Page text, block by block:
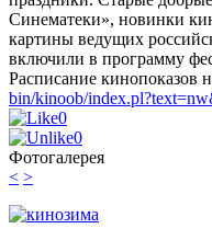
Синематеки», новинки
картины ведущих
включили в программу
Расписание кинопоказов
bin/kinoob/
0
0
Фотогалерея
< >